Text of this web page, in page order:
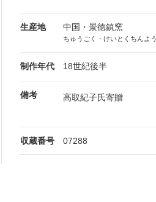
生産地 中国・景徳鎮窯
ちゅうごく・けいとくちんよう
制作年代 18世紀後半
備考 高取紀子氏寄贈
収蔵番号 07288